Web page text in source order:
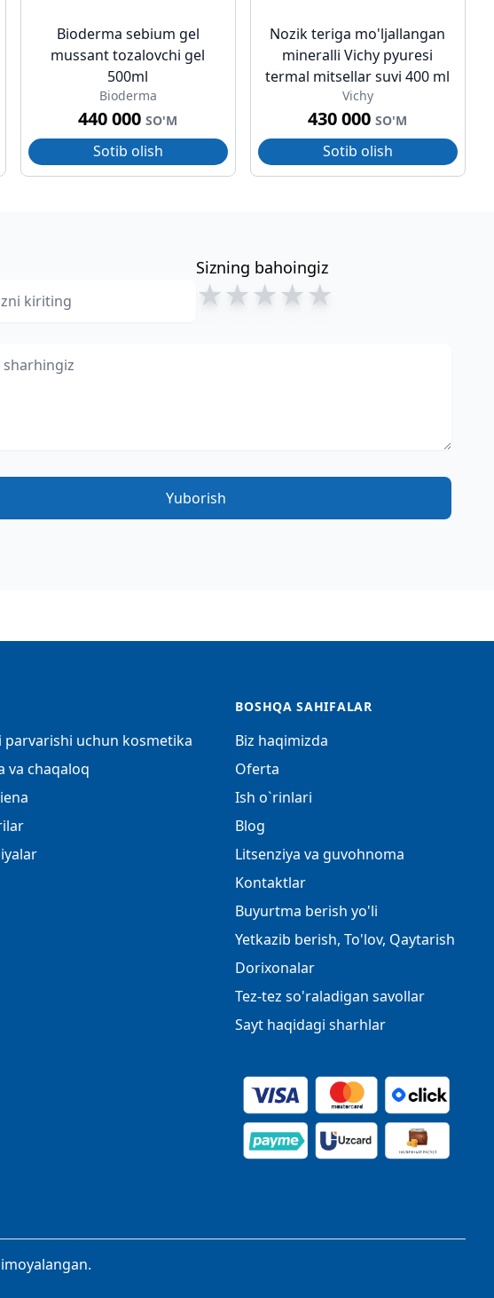
Bioderma sebium gel
mussant tozalovchi gel
500ml
Bioderma
440 000SO'M
Sotib olish
Nozik teriga mo'ljallangan
mineralli Vichy pyuresi
termal mitsellar suvi 400 ml
Vichy
430 000SO'M
Sotib olish
Sizning bahoingiz
★★★★★
Yuborish
parvarishi uchun kosmetika
va chaqaloq
BOSHQA SAHIFALAR
Biz haqimizda
Oferta
Ish o`rinlari
Blog
Litsenziya va guvohnoma
Kontaktlar
Buyurtma berish yo'li
Yetkazib berish, To'lov, Qaytarish
Dorixonalar
Tez-tez so'raladigan savollar
Sayt haqidagi sharhlar